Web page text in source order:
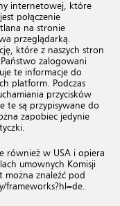
internetowej, które
połączenie
na stronie
przeglądarką.
które z naszych stron
zalogowani
te informacje do
platform. Podczas
przycisków
te są przypisywane do
zapobiec jedynie
również w USA i opiera
umownych Komisji
można znaleźć pod
frameworks?hl=de